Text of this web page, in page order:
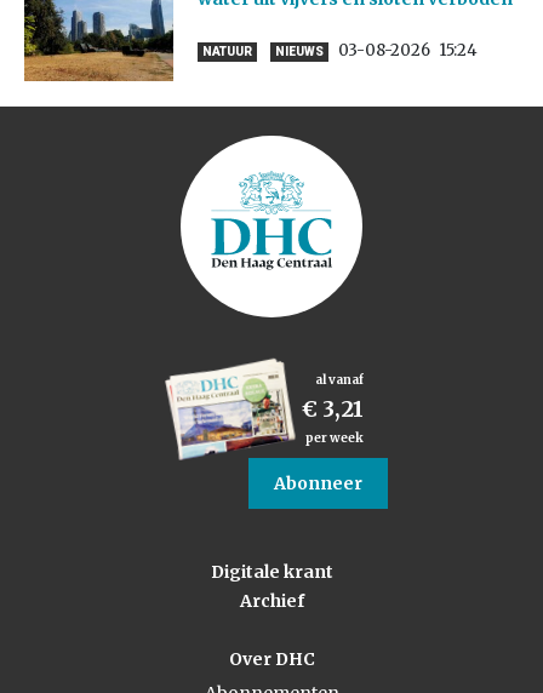
NATUUR NIEUWS 03-08-2026 15:24
al vanaf
€ 3,21
per week
Abonneer
Digitale krant
Archief
Over DHC